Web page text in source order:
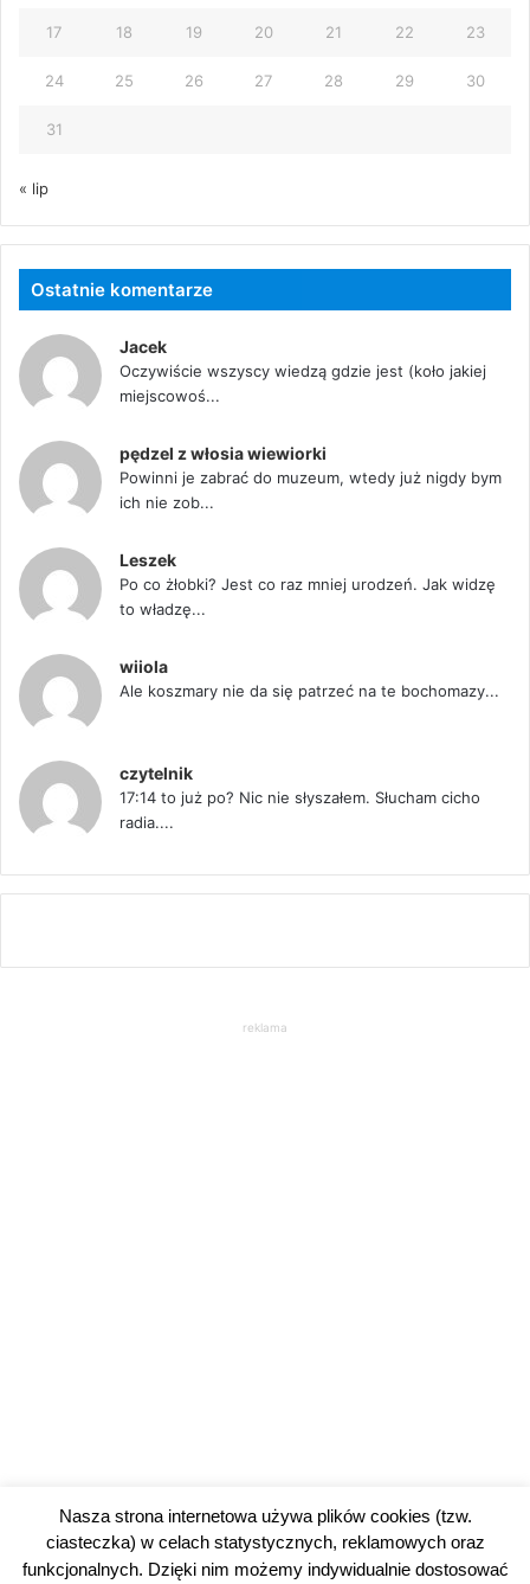
17 18 19 20 21 22 23
24 25 26 27 28 29 30
31
« lip
Ostatnie komentarze
Jacek
Oczywiście wszyscy wiedzą gdzie jest (koło jakiej
miejscowoś...
pędzel z włosia wiewiorki
Powinni je zabrać do muzeum, wtedy już nigdy bym
ich nie zob...
Leszek
Po co żłobki? Jest co raz mniej urodzeń. Jak widzę
to władzę...
wiiola
Ale koszmary nie da się patrzeć na te bochomazy...
czytelnik
17:14 to już po? Nic nie słyszałem. Słucham cicho
radia....
reklama
Nasza strona internetowa używa plików cookies (tzw.
ciasteczka) w celach statystycznych, reklamowych oraz
funkcjonalnych. Dzięki nim możemy indywidualnie dostosować